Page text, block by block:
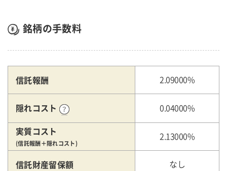
銘柄の手数料
信託報酬 2.09000%
隠れコスト 0.04000%
実質コスト
(信託報酬＋隠れコスト)
2.13000%
信託財産留保額 なし